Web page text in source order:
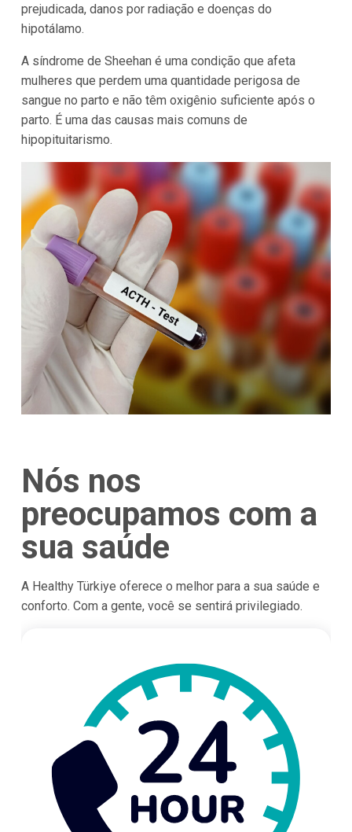
prejudicada, danos por radiação e doenças do
hipotálamo.
A síndrome de Sheehan é uma condição que afeta
mulheres que perdem uma quantidade perigosa de
sangue no parto e não têm oxigênio suficiente após o
parto. É uma das causas mais comuns de
hipopituitarismo.
Nós nos
preocupamos com a
sua saúde
A Healthy Türkiye oferece o melhor para a sua saúde e
conforto. Com a gente, você se sentirá privilegiado.